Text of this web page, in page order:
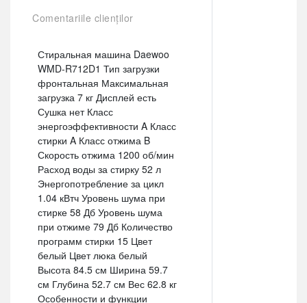
Comentariile clienților
Стиральная машина Daewoo
WMD-R712D1 Тип загрузки
фронтальная Максимальная
загрузка 7 кг Дисплей есть
Сушка нет Класс
энергоэффективности A Класс
стирки A Класс отжима B
Скорость отжима 1200 об/мин
Расход воды за стирку 52 л
Энергопотребление за цикл
1.04 кВтч Уровень шума при
стирке 58 Дб Уровень шума
при отжиме 79 Дб Количество
программ стирки 15 Цвет
белый Цвет люка белый
Высота 84.5 см Ширина 59.7
см Глубина 52.7 см Вес 62.8 кг
Особенности и функции